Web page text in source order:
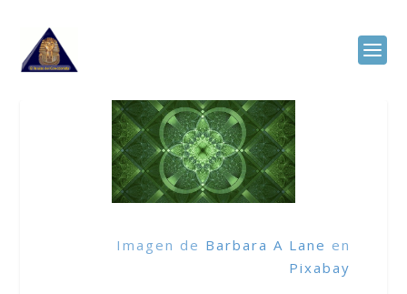
Imagen de Barbara A Lane en
Pixabay